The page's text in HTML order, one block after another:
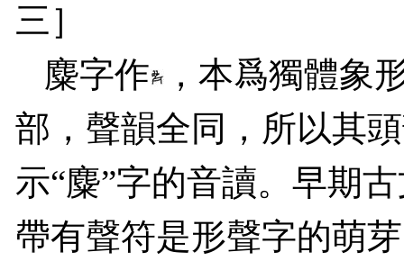
三］
麋字作 ，本爲獨體象
部，聲韻全同，所以其
示“麋”字的音讀。早期
帶有聲符是形聲字的萌